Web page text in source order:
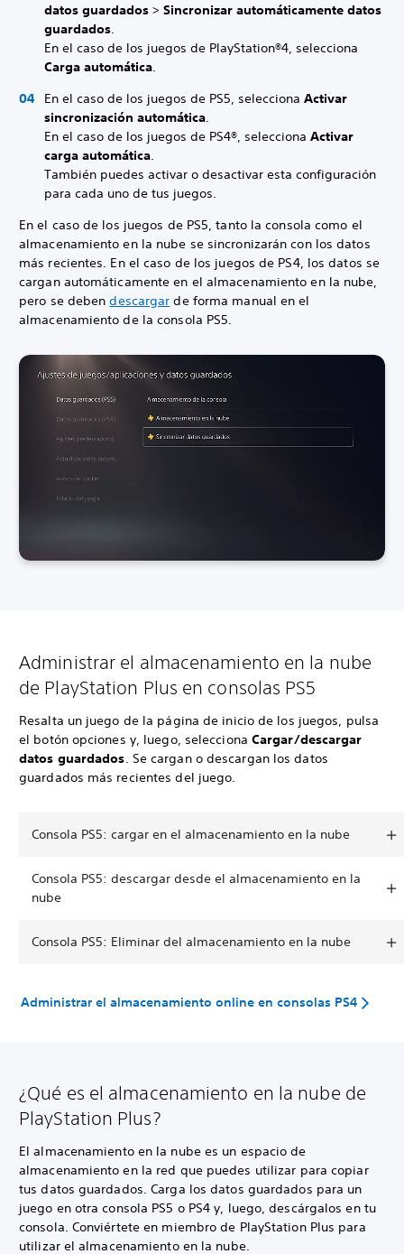
datos guardados > Sincronizar automáticamente datos
guardados.
En el caso de los juegos de PlayStation®4, selecciona
Carga automática.
En el caso de los juegos de PS5, selecciona Activar
sincronización automática.
En el caso de los juegos de PS4®, selecciona Activar
carga automática.
También puedes activar o desactivar esta configuración
para cada uno de tus juegos.
En el caso de los juegos de PS5, tanto la consola como el
almacenamiento en la nube se sincronizarán con los datos
más recientes. En el caso de los juegos de PS4, los datos se
cargan automáticamente en el almacenamiento en la nube,
pero se debendescargar de forma manual en el
almacenamiento de la consola PS5.
Administrar el almacenamiento en la nube
de PlayStation Plus en consolas PS5
Resalta un juego de la página de inicio de los juegos, pulsa
el botón opciones y, luego, selecciona Cargar/descargar
datos guardados. Se cargan o descargan los datos
guardados más recientes del juego.
Consola PS5: cargar en el almacenamiento en la nube
Consola PS5: descargar desde el almacenamiento en la
nube
Consola PS5: Eliminar del almacenamiento en la nube
Administrar el almacenamiento online en consolas PS4
¿Qué es el almacenamiento en la nube de
PlayStation Plus?
El almacenamiento en la nube es un espacio de
almacenamiento en la red que puedes utilizar para copiar
tus datos guardados. Carga los datos guardados para un
juego en otra consola PS5 o PS4 y, luego, descárgalos en tu
consola. Conviértete en miembro de PlayStation Plus para
utilizar el almacenamiento en la nube.